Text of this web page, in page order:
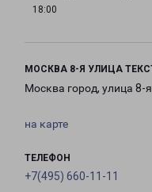
18:00
МОСКВА 8-Я УЛИЦА
Москва город, улица 8-
на карте
ТЕЛЕФОН
+7(495) 660-11-11